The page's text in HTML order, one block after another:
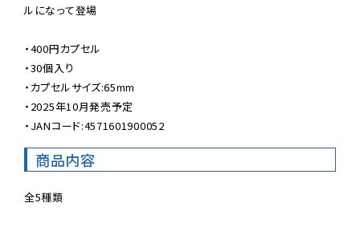
ルになって登場
・400円カプセル
・30個入り
・カプセルサイズ:65mm
・2025年10月発売予定
・JANコード:4571601900052
商品内容
全5種類